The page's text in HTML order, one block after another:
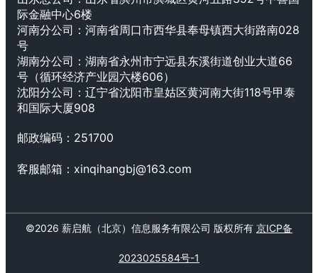
际金融中心6楼
河南分公司： 河南省周口市西华县奉母镇西大街路南028
号
湖南分公司：湖南省永州市宁远县东溪街道创业大道66
号（循环经济产业园六楼606）
沈阳分公司：辽宁省沈阳市皇姑区黄河南大街118号甲泰
和国际大厦908
邮政编码： 251700
客服邮箱： xinqihangbj@163.com
©2026 薪启航（北京）信息服务有限公司 版权所有 京ICP备
2023025584号-1